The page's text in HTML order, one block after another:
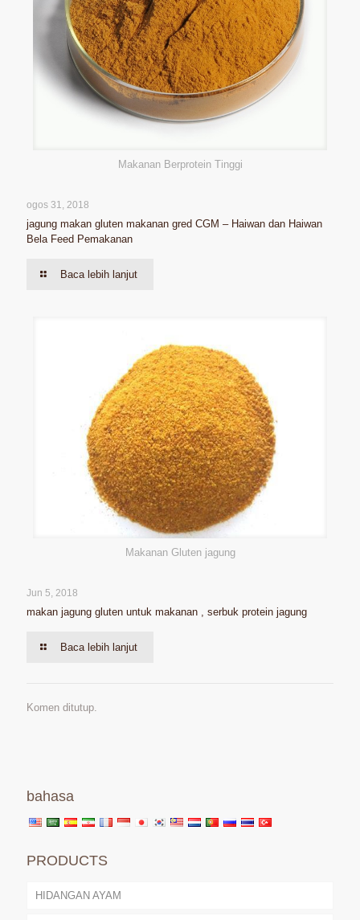
Makanan Berprotein Tinggi
ogos 31, 2018
jagung makan gluten makanan gred CGM – Haiwan dan Haiwan
Bela Feed Pemakanan
Baca lebih lanjut
Makanan Gluten jagung
Jun 5, 2018
makan jagung gluten untuk makanan , serbuk protein jagung
Baca lebih lanjut
Komen ditutup.
bahasa
PRODUCTS
HIDANGAN AYAM